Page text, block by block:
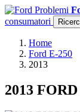
consumatori
Home
Ford E-250
2013
2013